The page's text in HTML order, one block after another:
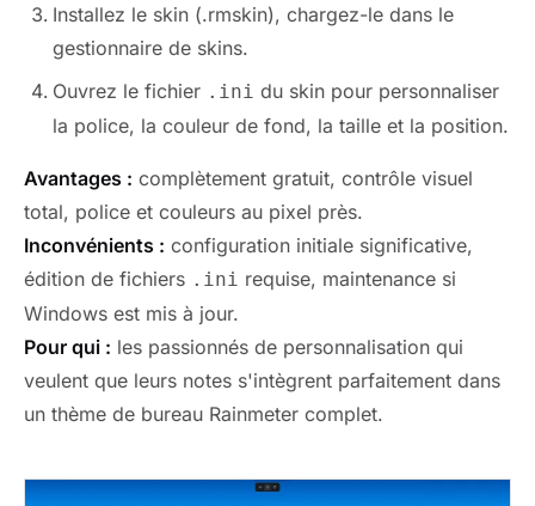
Installez le skin (.rmskin), chargez-le dans le
gestionnaire de skins.
Ouvrez le fichier .ini du skin pour personnaliser
la police, la couleur de fond, la taille et la position.
Avantages : complètement gratuit, contrôle visuel
total, police et couleurs au pixel près.
Inconvénients : configuration initiale significative,
édition de fichiers .ini requise, maintenance si
Windows est mis à jour.
Pour qui : les passionnés de personnalisation qui
veulent que leurs notes s'intègrent parfaitement dans
un thème de bureau Rainmeter complet.